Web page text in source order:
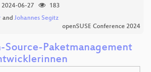
2024-06-27
183
and Johannes Segitz
openSUSE Conference 2024
Source-Paketmanagement